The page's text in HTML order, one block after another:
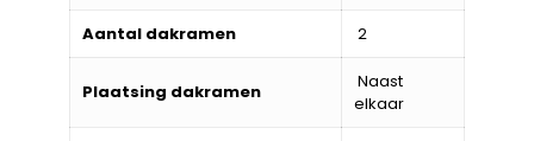
Aantal dakramen 2
Plaatsing dakramen
Naast
elkaar